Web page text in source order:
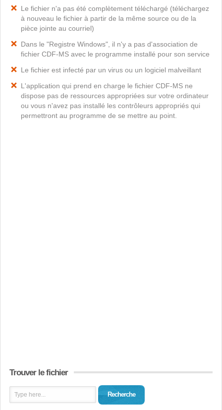
Le fichier n'a pas été complètement téléchargé (téléchargez
à nouveau le fichier à partir de la même source ou de la
pièce jointe au courriel)
Dans le "Registre Windows", il n'y a pas d'association de
fichier CDF-MS avec le programme installé pour son service
Le fichier est infecté par un virus ou un logiciel malveillant
L'application qui prend en charge le fichier CDF-MS ne
dispose pas de ressources appropriées sur votre ordinateur
ou vous n'avez pas installé les contrôleurs appropriés qui
permettront au programme de se mettre au point.
Trouver le fichier
Recherche